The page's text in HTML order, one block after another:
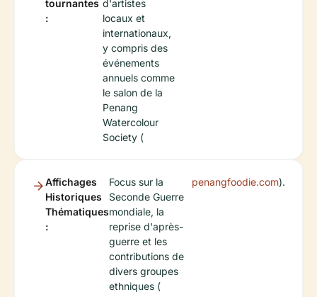
tournantes
:
d'artistes
locaux et
internationaux,
y compris des
événements
annuels comme
le salon de la
Penang
Watercolour
Society (
Affichages
Historiques
Thématiques
:
Focus sur la
Seconde Guerre
mondiale, la
reprise d'après-
guerre et les
contributions de
divers groupes
ethniques (
penangfoodie.com).